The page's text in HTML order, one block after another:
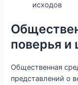
исходов
поверья и
Общественная
представлений о